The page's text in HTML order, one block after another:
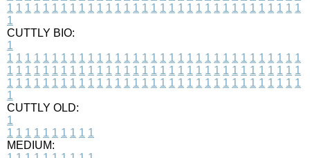
1 1 1 1 1 1 1 1 1 1 1 1 1 1 1 1 1 1 1 1 1 1 1 1 1 1 1 1 1 1 1 1 1
1
CUTTLY BIO:
1
1 1 1 1 1 1 1 1 1 1 1 1 1 1 1 1 1 1 1 1 1 1 1 1 1 1 1 1 1 1 1 1 1
1 1 1 1 1 1 1 1 1 1 1 1 1 1 1 1 1 1 1 1 1 1 1 1 1 1 1 1 1 1 1 1 1
1 1 1 1 1 1 1 1 1 1 1 1 1 1 1 1 1 1 1 1 1 1 1 1 1 1 1 1 1 1 1 1 1
1
CUTTLY OLD:
1
1 1 1 1 1 1 1 1 1 1
MEDIUM: